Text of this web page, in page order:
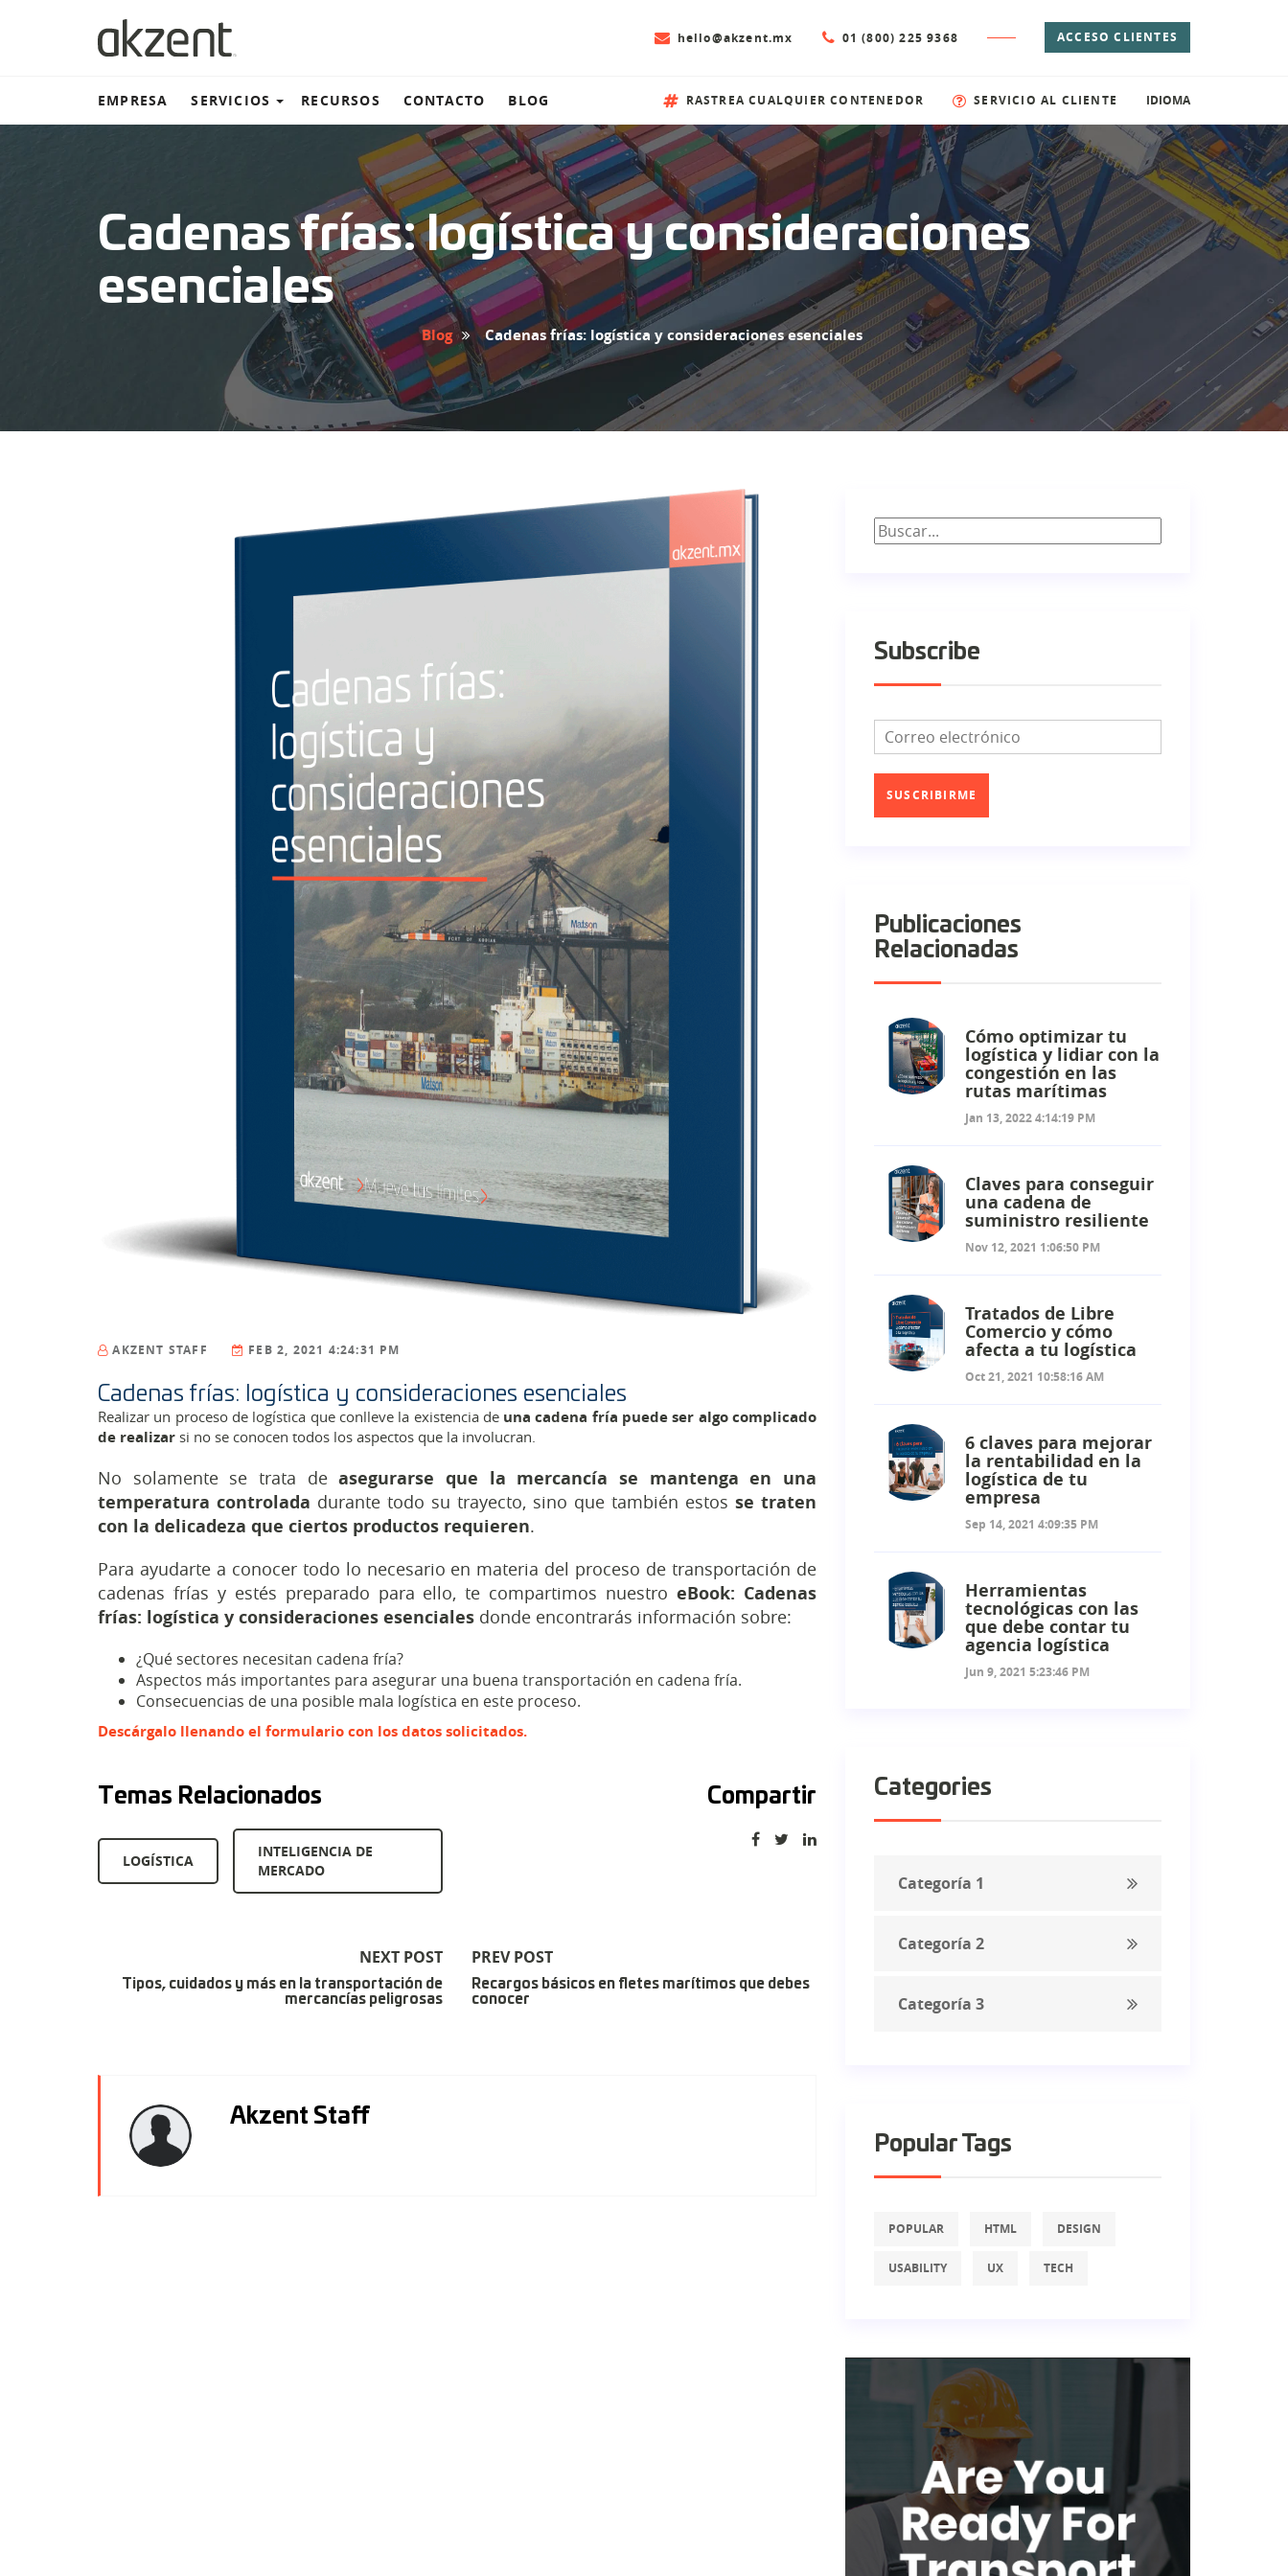
hello@akzent.mx 01 (800) 225 9368 ACCESO CLIENTES
EMPRESA SERVICIOS
Almacén y distribución
Transportación terrestre
Transportación marítima
Transportación aérea
RECURSOS CONTACTO BLOG RASTREA CUALQUIER CONTENEDOR SERVICIO AL CLIENTE IDIOMA
Cadenas frías: logística y consideraciones
esenciales
Blog Cadenas frías: logística y consideraciones esenciales
AKZENT STAFF FEB 2, 2021 4:24:31 PM
Cadenas frías: logística y consideraciones esenciales
Realizar un proceso de logística que conlleve la existencia de una cadena fría puede ser algo complicado
de realizar si no se conocen todos los aspectos que la involucran.
No solamente se trata deasegurarse que la mercancía se mantenga en una
temperatura controlada durante todo su trayecto, sino que también estos se traten
con la delicadeza que ciertos productos requieren.
Para ayudarte a conocer todo lo necesario en materia del proceso de transportación de
cadenas frías y estés preparado para ello, te compartimos nuestroeBook: Cadenas
frías: logística y consideraciones esenciales donde encontrarás información sobre:
¿Qué sectores necesitan cadena fría?
Aspectos más importantes para asegurar una buena transportación en cadena fría.
Consecuencias de una posible mala logística en este proceso.
Descárgalo llenando el formulario con los datos solicitados.
Temas Relacionados
LOGÍSTICA
INTELIGENCIA DE
MERCADO
Compartir
NEXT POST
Tipos, cuidados y más en la transportación de
mercancías peligrosas
PREV POST
Recargos básicos en fletes marítimos que debes
conocer
Akzent Staff
Subscribe
SUSCRIBIRME
Publicaciones
Relacionadas
Cómo optimizar tu
logística y lidiar con la
congestión en las
rutas marítimas
Jan 13, 2022 4:14:19 PM
Claves para conseguir
una cadena de
suministro resiliente
Nov 12, 2021 1:06:50 PM
Tratados de Libre
Comercio y cómo
afecta a tu logística
Oct 21, 2021 10:58:16 AM
6 claves para mejorar
la rentabilidad en la
logística de tu
empresa
Sep 14, 2021 4:09:35 PM
Herramientas
tecnológicas con las
que debe contar tu
agencia logística
Jun 9, 2021 5:23:46 PM
Categories
Categoría 1
Categoría 2
Categoría 3
Popular Tags
POPULAR HTML DESIGN
USABILITY UX TECH